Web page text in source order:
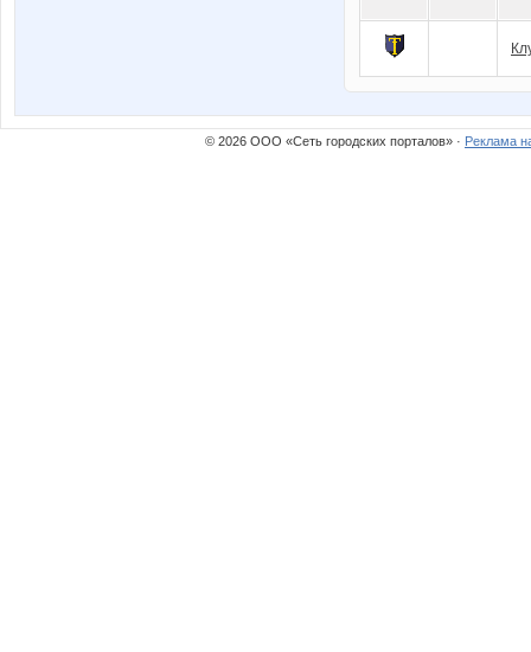
© 2026 ООО «Сеть городских порталов» · Реклама